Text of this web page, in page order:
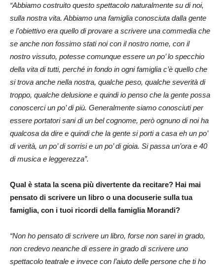
“Abbiamo costruito questo spettacolo naturalmente su di noi,
sulla nostra vita. Abbiamo una famiglia conosciuta dalla gente
e l’obiettivo era quello di provare a scrivere una commedia che
se anche non fossimo stati noi con il nostro nome, con il
nostro vissuto, potesse comunque essere un po’ lo specchio
della vita di tutti, perché in fondo in ogni famiglia c’è quello che
si trova anche nella nostra, qualche peso, qualche severità di
troppo, qualche delusione e quindi io penso che la gente possa
conoscerci un po’ di più. Generalmente siamo conosciuti per
essere portatori sani di un bel cognome, però ognuno di noi ha
qualcosa da dire e quindi che la gente si porti a casa eh un po’
di verità, un po’ di sorrisi e un po’ di gioia. Si passa un’ora e 40
di musica e leggerezza”.
Qual è stata la scena più divertente da recitare? Hai mai
pensato di scrivere un libro o una docuserie sulla tua
famiglia, con i tuoi ricordi della famiglia Morandi?
“Non ho pensato di scrivere un libro, forse non sarei in grado,
non credevo neanche di essere in grado di scrivere uno
spettacolo teatrale e invece con l’aiuto delle persone che ti ho